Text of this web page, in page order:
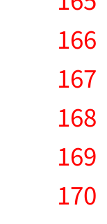
166
167
168
169
170